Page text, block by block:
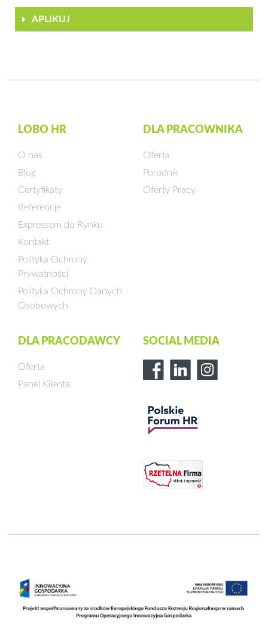
APLIKUJ
LOBO HR
O nas
Blog
Certyfikaty
Referencje
Expressem do Rynku
Kontakt
Polityka Ochrony
Prywatności
Polityka Ochrony Danych
Osobowych
DLA PRACOWNIKA
Oferta
Poradnik
Oferty Pracy
DLA PRACODAWCY
Oferta
Panel Klienta
SOCIAL MEDIA